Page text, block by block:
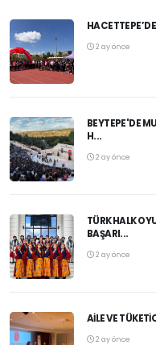
2 ay önce
BEYTEPE'DE
H...
2 ay önce
TÜRK HALK
BAŞARI...
2 ay önce
AILE VE
2 ay önce